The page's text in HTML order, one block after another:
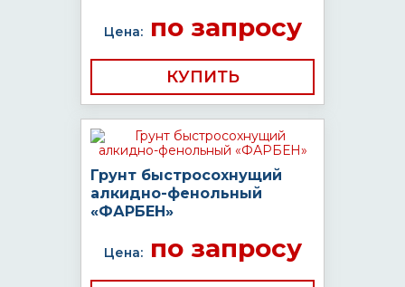
Цена:по запросу
КУПИТЬ
Грунт быстросохнущий
алкидно-фенольный
«ФАРБЕН»
Цена:по запросу